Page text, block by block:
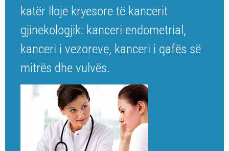
katër lloje kryesore të kancerit
gjinekologjik: kanceri endometrial,
kanceri i vezoreve, kanceri i qafës së
mitrës dhe vulvës.